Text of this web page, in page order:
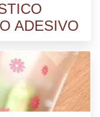
ADESIVO